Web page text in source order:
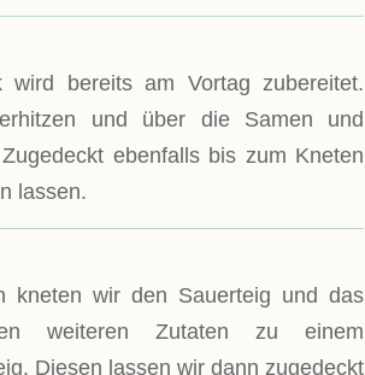
wird bereits am Vortag zubereitet.
und über die Samen und
ebenfalls bis zum Kneten
lassen.
kneten wir den Sauerteig und das
weiteren Zutaten zu einem
Diesen lassen wir dann zugedeckt